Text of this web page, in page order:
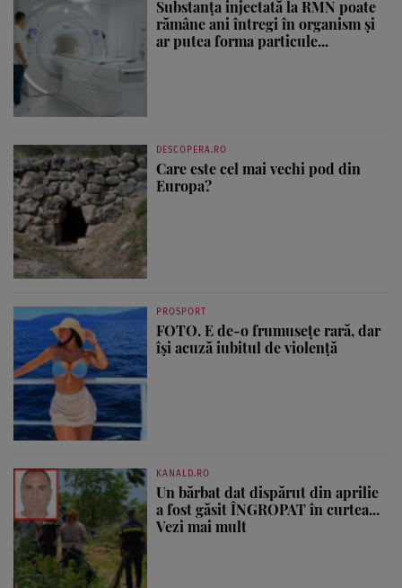
Substanța injectată la RMN poate
rămâne ani întregi în organism și
ar putea forma particule...
DESCOPERA.RO
Care este cel mai vechi pod din
Europa?
PROSPORT
FOTO. E de-o frumusețe rară, dar
își acuză iubitul de violență
KANALD.RO
Un bărbat dat dispărut din aprilie
a fost găsit ÎNGROPAT în curtea...
Vezi mai mult